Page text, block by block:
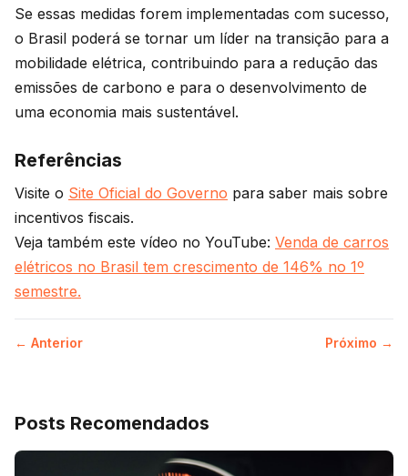
Se essas medidas forem implementadas com sucesso,
o Brasil poderá se tornar um líder na transição para a
mobilidade elétrica, contribuindo para a redução das
emissões de carbono e para o desenvolvimento de
uma economia mais sustentável.
Referências
Visite o Site Oficial do Governo para saber mais sobre
incentivos fiscais.
Veja também este vídeo no YouTube: Venda de carros
elétricos no Brasil tem crescimento de 146% no 1º
semestre.
← Anterior Próximo →
Posts Recomendados